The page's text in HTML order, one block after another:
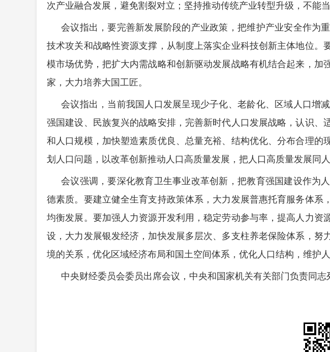
次产业融合发展，避免割裂对立；坚持推动传统产业转型升级，不能
会议指出，要完善新发展阶段的产业政策，把维护产业安全作为
技术攻关和战略性资源支撑，从制度上落实企业科技创新主体地位
模市场优势，把扩大内需战略和创新驱动发展战略有机结合起来，
家，大力培养大国工匠。
会议指出，当前我国人口发展呈现少子化、老龄化、区域人口增
强国建设、民族复兴的战略安排，完善新时代人口发展战略，认识
和人口规模，加快塑造素质优良、总量充裕、结构优化、分布合理
划人口问题，以改革创新推动人口高质量发展，把人口高质量发展同
会议强调，要深化教育卫生事业改革创新，把教育强国建设作为
德素质。要建立健全生育支持政策体系，大力发展普惠托育服务体
均衡发展。要加强人力资源开发利用，稳定劳动参与率，提高人力
设，大力发展银发经济，加快发展多层次、多支柱养老保险体系，
境的关系，优化区域经济布局和国土空间体系，优化人口结构，维护
中央财经委员会委员出席会议，中央和国家机关有关部门负责同志